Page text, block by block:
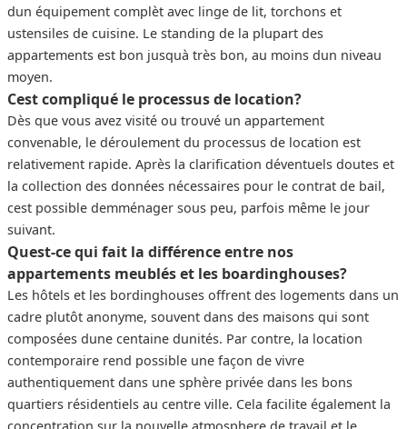
dun équipement complèt avec linge de lit, torchons et
ustensiles de cuisine. Le standing de la plupart des
appartements est bon jusquà très bon, au moins dun niveau
moyen.
Cest compliqué le processus de location?
Dès que vous avez visité ou trouvé un appartement
convenable, le déroulement du processus de location est
relativement rapide. Après la clarification déventuels doutes et
la collection des données nécessaires pour le contrat de bail,
cest possible demménager sous peu, parfois même le jour
suivant.
Quest-ce qui fait la différence entre nos
appartements meublés et les boardinghouses?
Les hôtels et les bordinghouses offrent des logements dans un
cadre plutôt anonyme, souvent dans des maisons qui sont
composées dune centaine dunités. Par contre, la location
contemporaire rend possible une façon de vivre
authentiquement dans une sphère privée dans les bons
quartiers résidentiels au centre ville. Cela facilite également la